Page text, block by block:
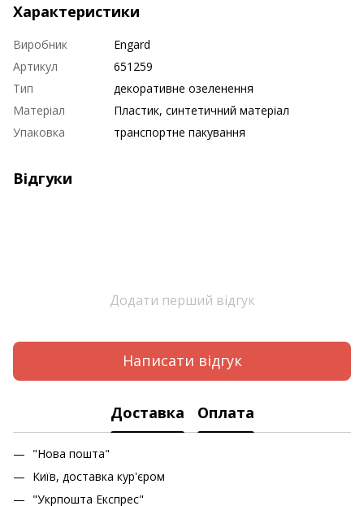
Характеристики
Виробник
Engard
Артикул
651259
Тип
декоративне озеленення
Матеріал
Пластик, синтетичний матеріал
Упаковка
транспортне пакування
Відгуки
Додати перший відгук
Написати відгук
Доставка Оплата
"Нова пошта"
Київ, доставка кур'єром
"Укрпошта Експрес"